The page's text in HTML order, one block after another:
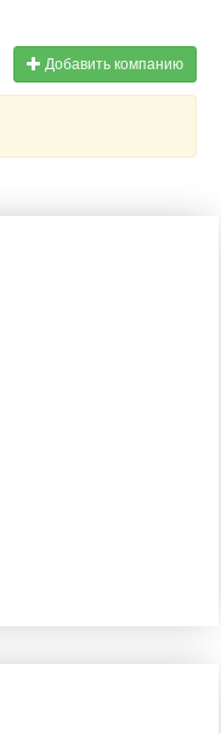
Добавить компанию